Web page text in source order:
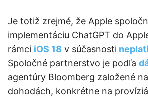
Je totiž zrejmé, že Apple
implementáciu ChatGPT do
rámci iOS 18 v súčasnosti
Spoločné partnerstvo je podľa
agentúry Bloomberg založené
dohodách, konkrétne na